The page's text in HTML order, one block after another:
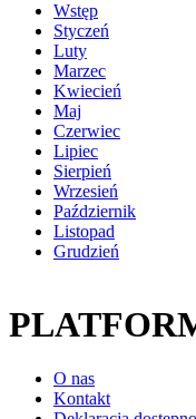
Wstęp
Styczeń
Luty
Marzec
Kwiecień
Maj
Czerwiec
Lipiec
Sierpień
Wrzesień
Październik
Listopad
Grudzień
O nas
Kontakt